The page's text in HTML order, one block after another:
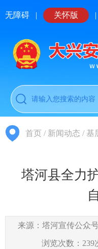
无障碍 | 关怀版 |
首页 / 新闻动态 / 基
塔河县全力
来源：塔河宣传公众
浏览次数： 239